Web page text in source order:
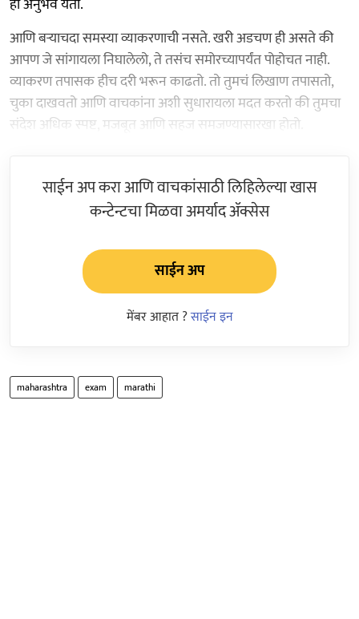
आणि बर्‍याचदा समस्या व्याकरणाची नसते. खरी अडचण ही असते की
आपण जे सांगायला निघालेलो, ते तसंच समोरच्यापर्यंत पोहोचत नाही.
व्याकरण तपासक हीच दरी भरून काढतो. तो तुमचं लिखाण तपासतो,
चुका दाखवतो आणि वाचकांना अशी सुधारायला मदत करतो की तुमचा
संदेश अधिक स्पष्ट, मजबूत आणि सहज समजण्यासारखा होतो.
साईन अप करा आणि वाचकांसाठी लिहिलेल्या खास
कन्टेन्टचा मिळवा अमर्याद ॲक्सेस
साईन अप
मेंबर आहात ?साईन इन
maharashtra exam marathi